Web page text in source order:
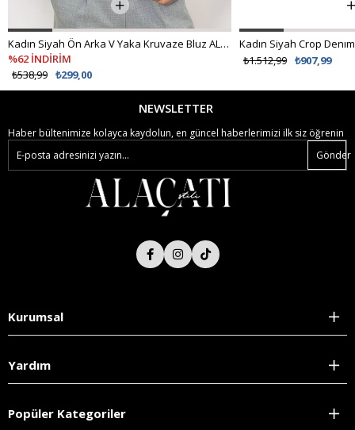
Kadın Siyah Ön Arka V Yaka Kruvaze Bluz ALC-019-053-BLZ
%62 İNDİRİM
₺299,00
₺538,99
Kadın Siyah Crop
₺907,99
₺1.512,99
NEWSLETTER
Haber bültenimize kolayca kaydolun, en güncel haberlerimizi ilk siz öğrenin
Gönder
Kurumsal
Yardım
Popüler Kategoriler